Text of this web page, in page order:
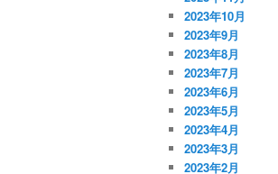
2023年10月
2023年9月
2023年8月
2023年7月
2023年6月
2023年5月
2023年4月
2023年3月
2023年2月